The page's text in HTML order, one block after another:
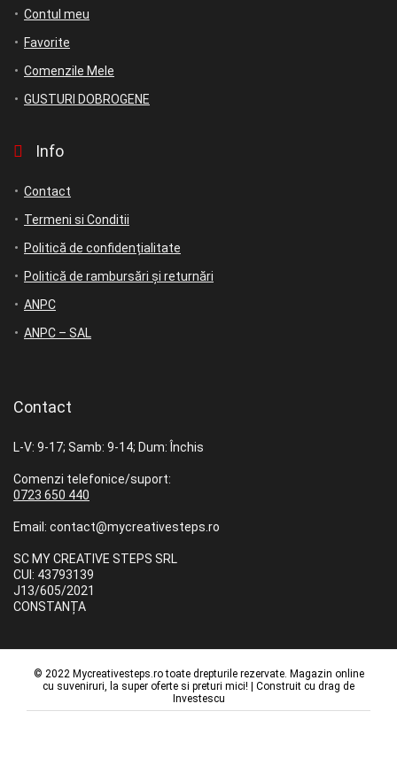
Contul meu
Favorite
Comenzile Mele
GUSTURI DOBROGENE
Info
Contact
Termeni si Conditii
Politică de confidențialitate
Politică de rambursări și returnări
ANPC
ANPC – SAL
Contact
L-V: 9-17; Samb: 9-14; Dum: Închis
Comenzi telefonice/suport:
0723 650 440
Email: contact@mycreativesteps.ro
SC MY CREATIVE STEPS SRL
CUI: 43793139
J13/605/2021
CONSTANȚA
© 2022 Mycreativesteps.ro toate drepturile rezervate. Magazin online
cu suveniruri, la super oferte si preturi mici! | Construit cu drag de
Investescu